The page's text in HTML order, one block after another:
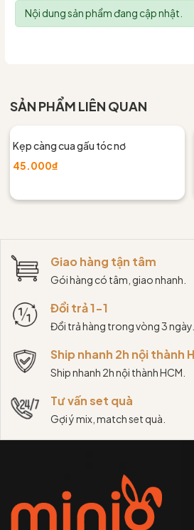
Nội dung sản phẩm đang cập nhật.
SẢN PHẨM LIÊN QUAN
Kẹp càng cua gấu tóc nơ
45.000₫
Giao hàng tận tâm
Gói hàng có tâm, giao nhanh.
Đổi trả 1-1
Đổi trả hàng trong vòng 3 ngày.
Ship nhanh 2h nội thành
Ship nhanh 2h nội thành HCM.
Tư vấn set quà
Gợi ý mix, match set quà.